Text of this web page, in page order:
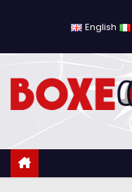
c
English